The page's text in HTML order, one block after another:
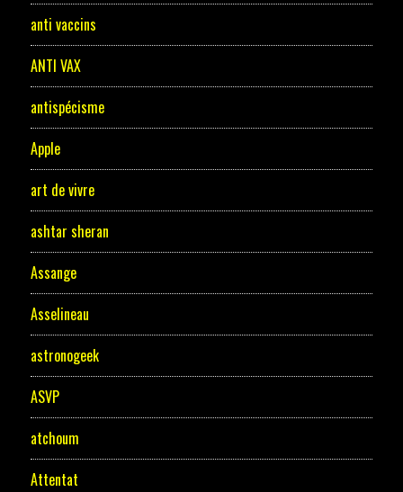
anti vaccins
ANTI VAX
antispécisme
Apple
art de vivre
ashtar sheran
Assange
Asselineau
astronogeek
ASVP
atchoum
Attentat